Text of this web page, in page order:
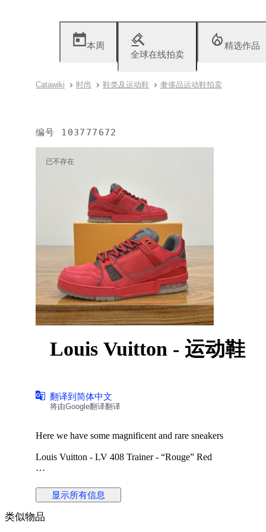
本周
全球在线拍卖
精选作品
Catawiki 时尚 鞋类及运动鞋 奢侈品运动鞋拍卖
编号 103777672
已不存在
Louis Vuitton - 运动鞋
翻译到简体中文
将由Google翻译翻译
Here we have some magnificent and rare sneakers
Louis Vuitton - LV 408 Trainer - “Rouge” Red
Used with small signs of wear, in really good condition 9/10
Authentication link :
显示所有信息
类似物品